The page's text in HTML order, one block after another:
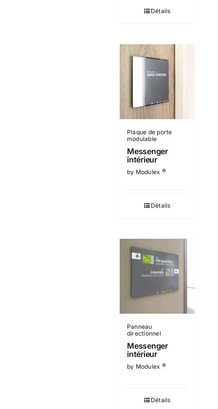
Détails
Plaque de porte
modulable
Messenger
intérieur
by Modulex ©
Détails
Panneau
directionnel
Messenger
intérieur
by Modulex ©
Détails